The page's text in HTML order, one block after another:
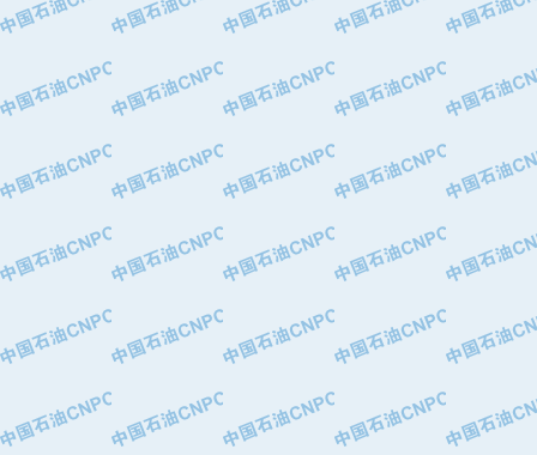
·中国石油长庆油田分公司
·山东墨龙石油机械股份有限公司
·大庆油田物资集团
·南阳防爆集团有限公司
·乳山市力久特种电机有限公司
·无锡西姆莱斯石油专用管制造有限公
·沈阳全密封变压器股份有限公司
·河北华北石油天成实业集团有限公司
·特变电工股份有限公司
·中国石化镇海炼油化工股份有限公司
·重庆川东阀门制造有限公司
·三明高中压阀门有限公司
·宁波永泰塑料机械有限公司宁波高压